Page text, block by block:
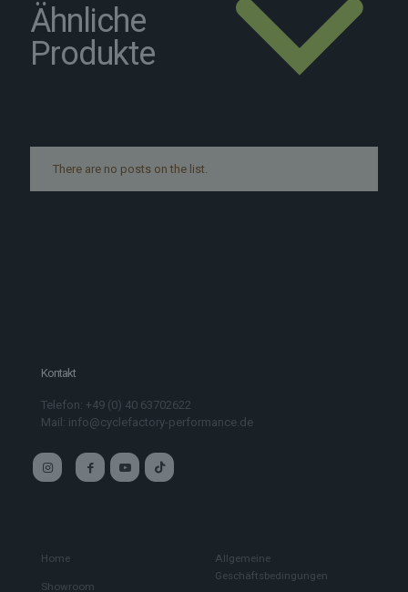
Ähnliche
Produkte
There are no posts on the list.
Kontakt
Telefon: +49 (0) 40 63702622
Mail: info@cyclefactory-performance.de
Home
Showroom
Allgemeine
Geschäftsbedingungen